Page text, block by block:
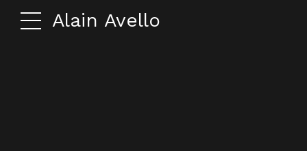
Alain Avello